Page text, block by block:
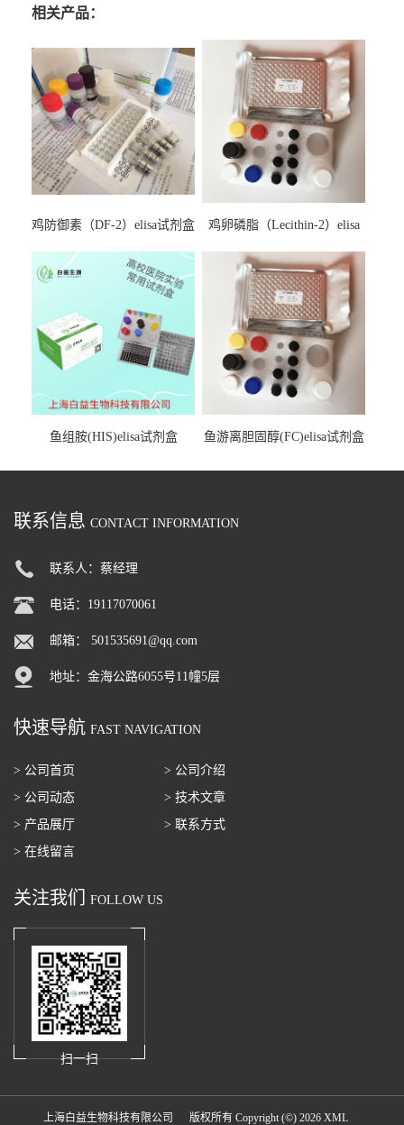
相关产品：
鸡防御素（DF-2）elisa试剂盒
鸡卵磷脂（Lecithin-2）elisa
鱼组胺(HIS)elisa试剂盒 鱼游离胆固醇(FC)elisa试剂盒
联系信息 CONTACT INFORMATION
联系人：蔡经理
电话：19117070061
邮箱： 501535691@qq.com
地址：金海公路6055号11幢5层
快速导航 FAST NAVIGATION
> 公司首页
> 公司介绍
> 公司动态
> 技术文章
> 产品展厅
> 联系方式
> 在线留言
关注我们 FOLLOW US
扫一扫
上海白益生物科技有限公司 版权所有 Copyright (©) 2026 XML